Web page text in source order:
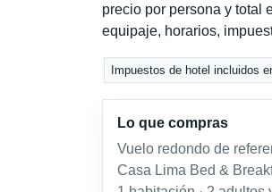
precio por persona y total
equipaje, horarios,
Impuestos de hotel incluidos
Lo que compras
Vuelo redondo de
Casa Lima Bed &